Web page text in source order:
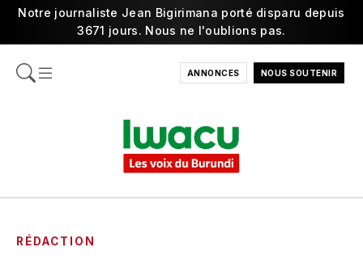
Notre journaliste Jean Bigirimana porté disparu depuis
3671 jours. Nous ne l'oublions pas.
ANNONCES NOUS SOUTENIR
RÉDACTION